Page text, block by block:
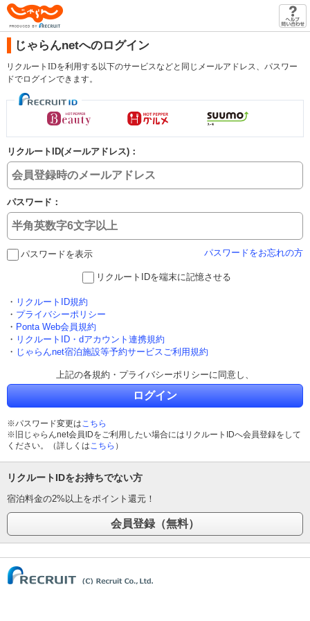
じゃらんnetへのログイン
リクルートIDを利用する以下のサービスなどと同じメールアドレス、パスワー
ドでログインできます。
リクルートID(メールアドレス)：
パスワード：
パスワードを表示 パスワードをお忘れの方
リクルートIDを端末に記憶させる
・ リクルートID規約
・ プライバシーポリシー
・ Ponta Web会員規約
・ リクルートID・dアカウント連携規約
・ じゃらんnet宿泊施設等予約サービスご利用規約
上記の各規約・プライバシーポリシーに同意し、
ログイン
※パスワード変更はこちら
※旧じゃらんnet会員IDをご利用したい場合にはリクルートIDへ会員登録をして
ください。（詳しくはこちら ）
リクルートIDをお持ちでない方
宿泊料金の2%以上をポイント還元！